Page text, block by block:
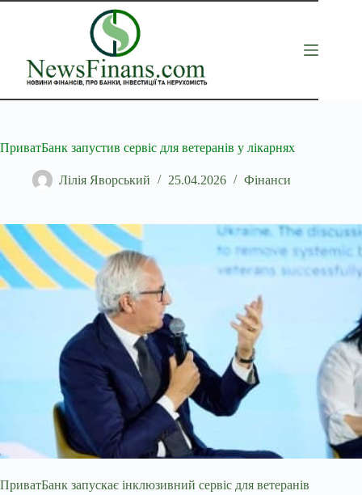
Перейти
ПриватБанк запустив сервіс для ветеранів у лікарнях
Лілія Яворський 25.04.2026 Фінанси
ПриватБанк запускає інклюзивний сервіс для ветеранів